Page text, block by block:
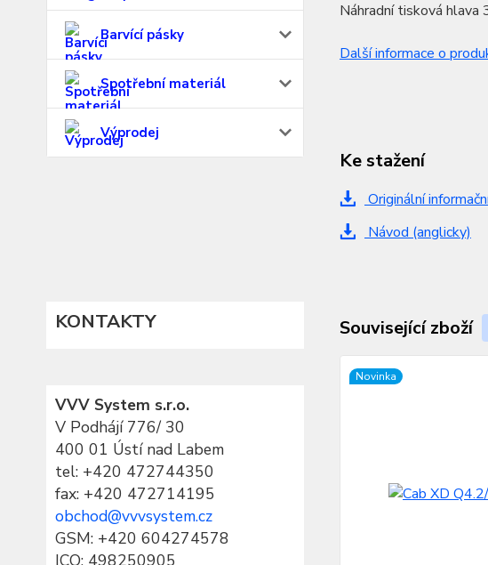
Barvící pásky
Spotřební materiál
Výprodej
KONTAKTY
VVV System s.r.o.
V Podhájí 776/ 30
400 01 Ústí nad Labem
tel: +420 472744350
fax: +420 472714195
obchod@vvvsystem.cz
GSM: +420 604274578
ICQ: 498250905
Náhradní tisková hlava
Další informace o
Ke stažení
Originální
Návod (anglicky)
Související zboží
Novinka